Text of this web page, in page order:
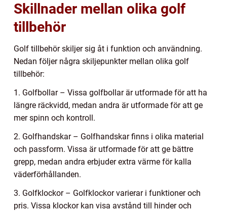
Skillnader mellan olika golf
tillbehör
Golf tillbehör skiljer sig åt i funktion och användning.
Nedan följer några skiljepunkter mellan olika golf
tillbehör:
1. Golfbollar – Vissa golfbollar är utformade för att ha
längre räckvidd, medan andra är utformade för att ge
mer spinn och kontroll.
2. Golfhandskar – Golfhandskar finns i olika material
och passform. Vissa är utformade för att ge bättre
grepp, medan andra erbjuder extra värme för kalla
väderförhållanden.
3. Golfklockor – Golfklockor varierar i funktioner och
pris. Vissa klockor kan visa avstånd till hinder och